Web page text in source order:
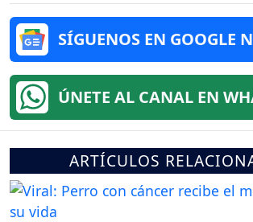
SÍGUENOS EN GOOGLE
ÚNETE AL CANAL EN
ARTÍCULOS